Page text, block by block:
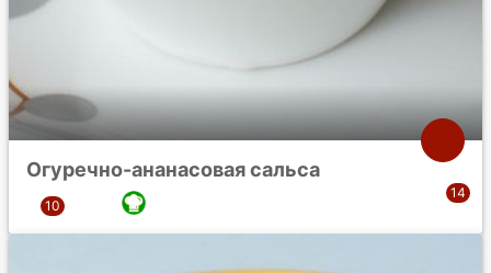
Огуречно-ананасовая сальса